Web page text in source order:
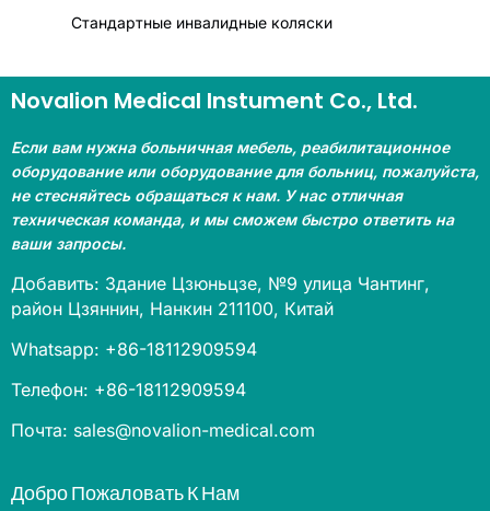
Стандартные инвалидные коляски
Novalion Medical Instument Co., Ltd.
Если вам нужна больничная мебель, реабилитационное
оборудование или оборудование для больниц, пожалуйста,
не стесняйтесь обращаться к нам. У нас отличная
техническая команда, и мы сможем быстро ответить на
ваши запросы.
Добавить: Здание Цзюньцзе, №9 улица Чантинг,
район Цзяннин, Нанкин 211100, Китай
Whatsapp: +86-18112909594
Телефон: +86-18112909594
Почта: sales@novalion-medical.com
Добро Пожаловать К Нам